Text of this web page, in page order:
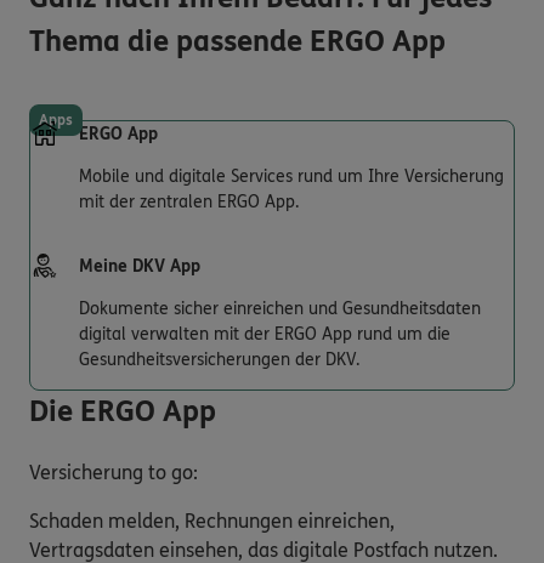
Thema die passende ERGO App
Apps
ERGO App
Mobile und digitale Services rund um Ihre Versicherung
mit der zentralen ERGO App.
Meine DKV App
Dokumente sicher einreichen und Gesundheitsdaten
digital verwalten mit der ERGO App rund um die
Gesundheitsversicherungen der DKV.
Die ERGO App
Versicherung to go:
Schaden melden, Rechnungen einreichen,
Vertragsdaten einsehen, das digitale Postfach nutzen.